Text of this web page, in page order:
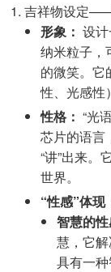
吉祥物设定
形象： 设
纳米粒子，
的微笑。它
性、光感性
性格： “光
芯片的语言
“讲”出来。
世界。
“性感”体现
智慧的性
慧，它
具有一种